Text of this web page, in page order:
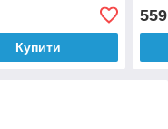
Купити
559